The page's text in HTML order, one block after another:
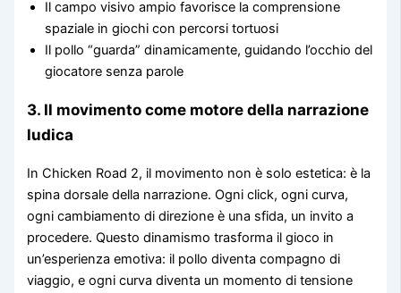
Il campo visivo ampio favorisce la comprensione
spaziale in giochi con percorsi tortuosi
Il pollo “guarda” dinamicamente, guidando l’occhio del
giocatore senza parole
3. Il movimento come motore della narrazione
ludica
In Chicken Road 2, il movimento non è solo estetica: è la
spina dorsale della narrazione. Ogni click, ogni curva,
ogni cambiamento di direzione è una sfida, un invito a
procedere. Questo dinamismo trasforma il gioco in
un’esperienza emotiva: il pollo diventa compagno di
viaggio, e ogni curva diventa un momento di tensione